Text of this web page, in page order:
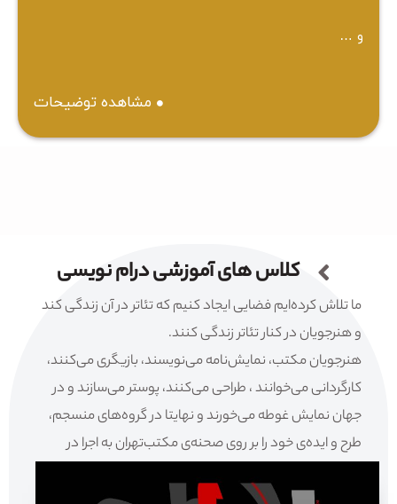
و …
مشاهده توضیحات
کلاس های آموزشی درام نویسی
ما تلاش کرده‌ایم فضایی ایجاد کنیم که تئاتر در آن زندگی کند
و هنرجویان در کنار تئاتر زندگی کنند.
هنرجویان مکتب، نمایش‌نامه می‌نویسند، بازیگری می‌کنند،
کارگردانی می‌خوانند ، طراحی می‌کنند، پوستر می‌سازند و در
جهان نمایش غوطه می‌خورند و نهایتا در گروه‌های منسجم،
طرح و ایده‌ی خود را بر روی صحنه‌ی مکتب‌تهران به اجرا در